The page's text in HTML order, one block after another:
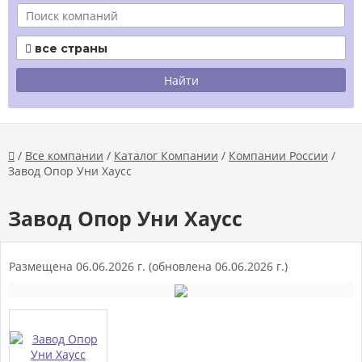
 все страны
 / Все компании / Каталог Компании / Компании России /
Завод Опор Уни Хаусс
Завод Опор Уни Хаусс
Размещена 06.06.2026 г. (обновлена 06.06.2026 г.)